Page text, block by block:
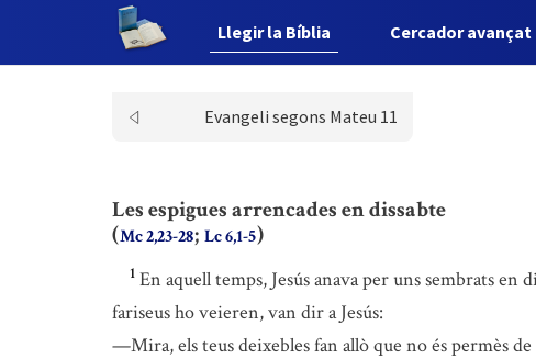
Llegir la Bíblia Cercador avançat
Evangeli segons Mateu 11
Les espigues arrencades en dissabte
(Mc 2,23-28; Lc 6,1-5)
1 En aquell temps, Jesús anava per uns sembrats en
fariseus ho veieren, van dir a Jesús:
—Mira, els teus deixebles fan allò que no és permès de